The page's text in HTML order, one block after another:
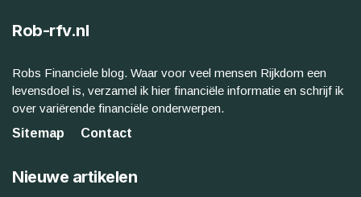
Rob-rfv.nl
Robs Financiele blog. Waar voor veel mensen Rijkdom een
levensdoel is, verzamel ik hier financiële informatie en schrijf ik
over variërende financiële onderwerpen.
Sitemap
Contact
Nieuwe artikelen